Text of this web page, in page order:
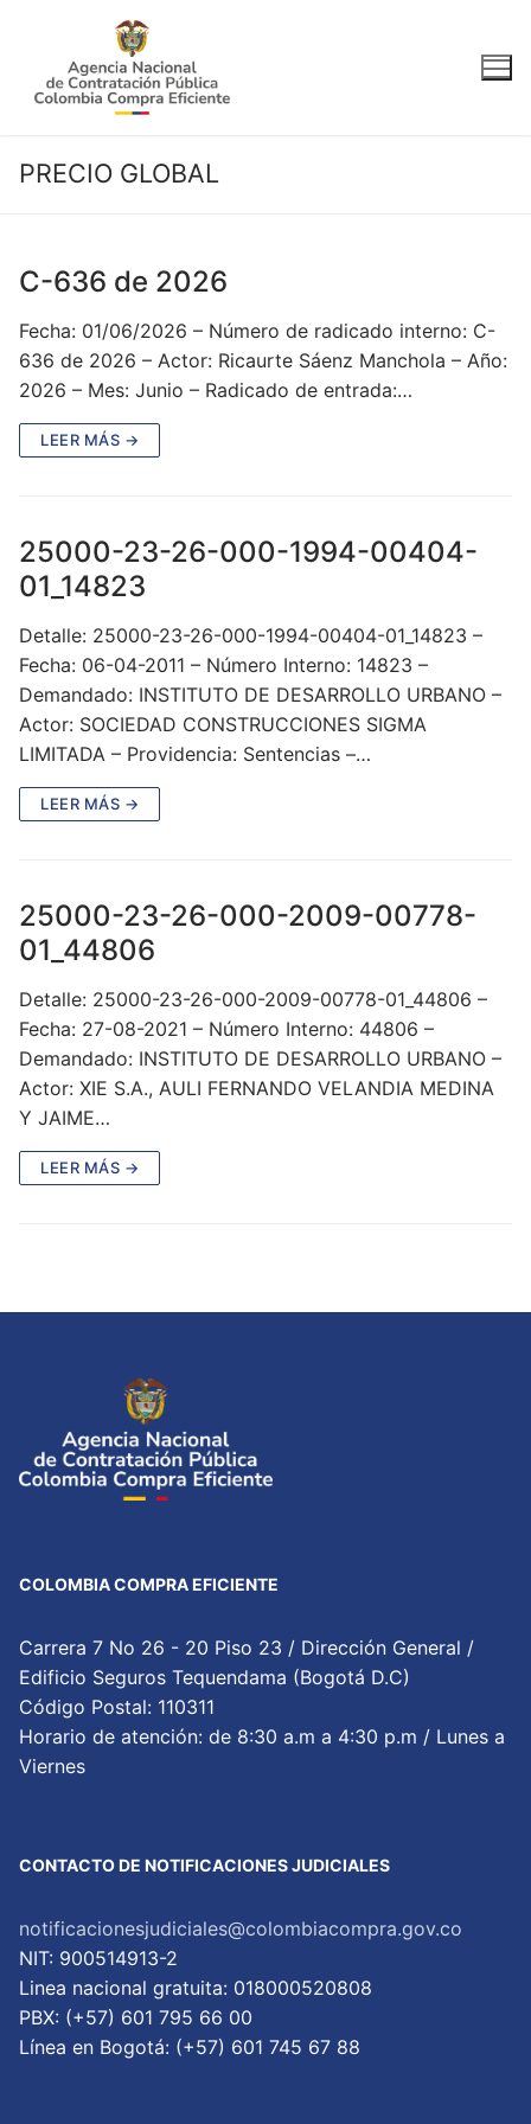
contenido
PRECIO GLOBAL
C-636 de 2026
Fecha: 01/06/2026 – Número de radicado interno: C-
636 de 2026 – Actor: Ricaurte Sáenz Manchola – Año:
2026 – Mes: Junio – Radicado de entrada:…
LEER MÁS →
25000-23-26-000-1994-00404-
01_14823
Detalle: 25000-23-26-000-1994-00404-01_14823 –
Fecha: 06-04-2011 – Número Interno: 14823 –
Demandado: INSTITUTO DE DESARROLLO URBANO –
Actor: SOCIEDAD CONSTRUCCIONES SIGMA
LIMITADA – Providencia: Sentencias –…
LEER MÁS →
25000-23-26-000-2009-00778-
01_44806
Detalle: 25000-23-26-000-2009-00778-01_44806 –
Fecha: 27-08-2021 – Número Interno: 44806 –
Demandado: INSTITUTO DE DESARROLLO URBANO –
Actor: XIE S.A., AULI FERNANDO VELANDIA MEDINA
Y JAIME…
LEER MÁS →
COLOMBIA COMPRA EFICIENTE
Carrera 7 No 26 - 20 Piso 23 / Dirección General /
Edificio Seguros Tequendama (Bogotá D.C)
Código Postal: 110311
Horario de atención: de 8:30 a.m a 4:30 p.m / Lunes a
Viernes
CONTACTO DE NOTIFICACIONES JUDICIALES
notificacionesjudiciales@colombiacompra.gov.co
NIT: 900514913-2
Linea nacional gratuita: 018000520808
PBX: (+57) 601 795 66 00
Lí­nea en Bogotá: (+57) 601 745 67 88